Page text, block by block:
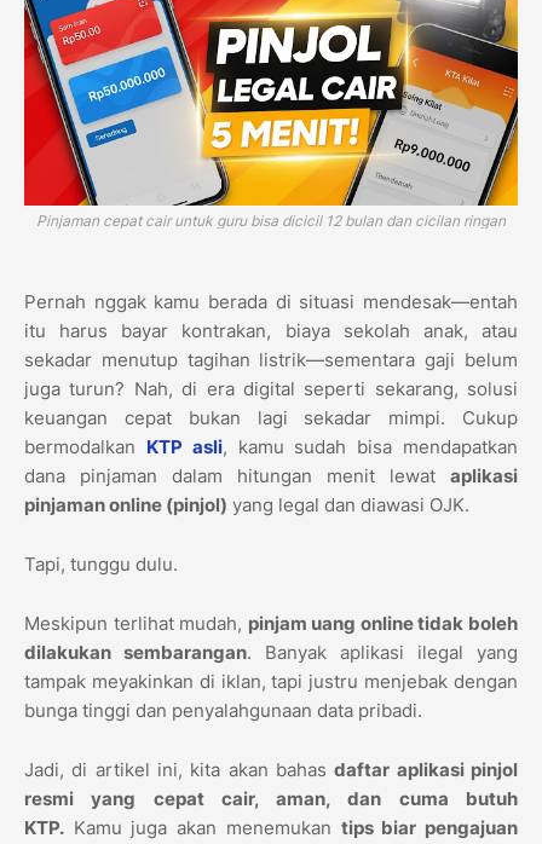
Pinjaman cepat cair untuk guru bisa dicicil 12 bulan dan cicilan ringan
Pernah nggak kamu berada di situasi mendesak—entah
itu harus bayar kontrakan, biaya sekolah anak, atau
sekadar menutup tagihan listrik—sementara gaji belum
juga turun? Nah, di era digital seperti sekarang, solusi
keuangan cepat bukan lagi sekadar mimpi. Cukup
bermodalkan KTP asli, kamu sudah bisa mendapatkan
dana pinjaman dalam hitungan menit lewat aplikasi
pinjaman online (pinjol) yang legal dan diawasi OJK.
Tapi, tunggu dulu.
Meskipun terlihat mudah, pinjam uang online tidak boleh
dilakukan sembarangan. Banyak aplikasi ilegal yang
tampak meyakinkan di iklan, tapi justru menjebak dengan
bunga tinggi dan penyalahgunaan data pribadi.
Jadi, di artikel ini, kita akan bahasdaftar aplikasi pinjol
resmi yang cepat cair, aman, dan cuma butuh
KTP. Kamu juga akan menemukan tips biar pengajuan